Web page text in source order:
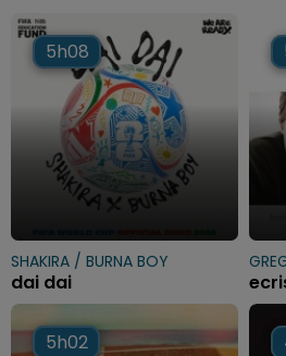
5h08
5h08
SHAKIRA / BURNA BOY
dai dai
5h02
5h02